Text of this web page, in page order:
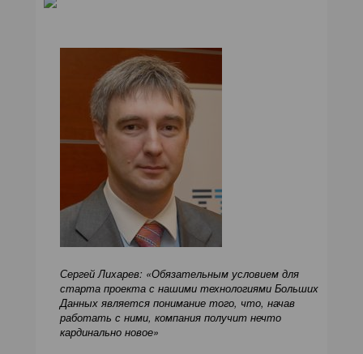
Сергей Лихарев: «Обязательным условием для
старта проекта с нашими технологиями Больших
Данных является понимание того, что, начав
работать с ними, компания получит нечто
кардинально новое»